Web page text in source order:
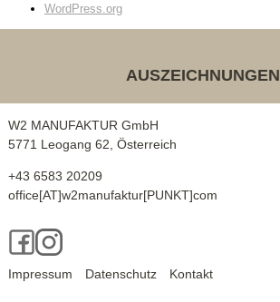
Unser Kontakt
WordPress.org
AUSZEICHNUNGEN
W2 MANUFAKTUR GmbH
5771 Leogang 62, Österreich
+43 6583 20209
office[AT]w2manufaktur[PUNKT]com
Facebook
Instagram
Impressum Datenschutz Kontakt